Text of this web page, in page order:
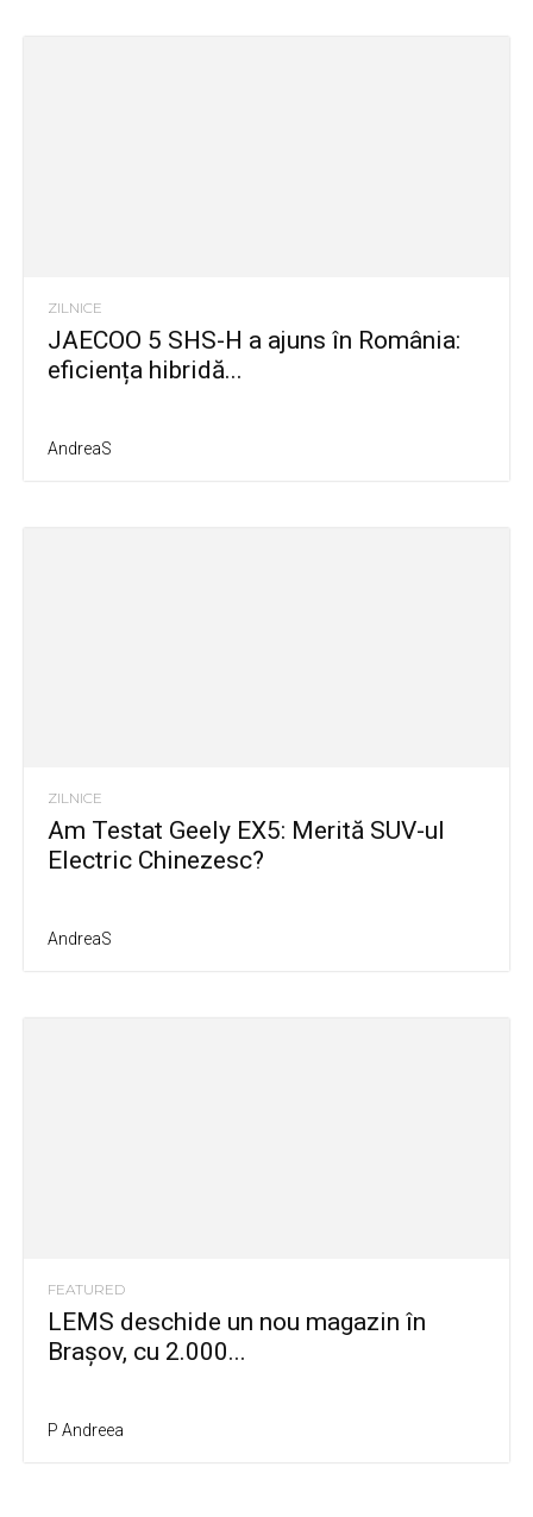
ZILNICE
JAECOO 5 SHS-H a ajuns în România:
eficiența hibridă...
AndreaS
ZILNICE
Am Testat Geely EX5: Merită SUV-ul
Electric Chinezesc?
AndreaS
FEATURED
LEMS deschide un nou magazin în
Brașov, cu 2.000...
P Andreea